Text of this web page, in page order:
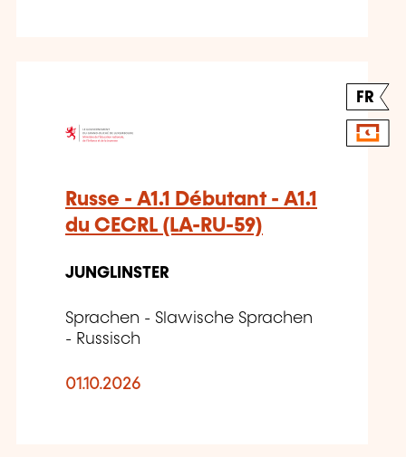
FR
Russe - A1.1 Débutant - A1.1
du CECRL (LA-RU-59)
JUNGLINSTER
Sprachen - Slawische Sprachen
- Russisch
01.10.2026